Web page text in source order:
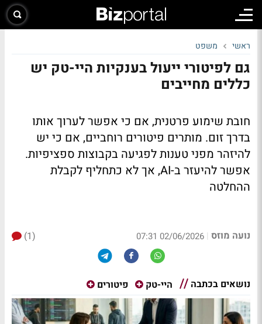
ראשי משפט
גם לפיטורי ייעול בענקיות היי-טק יש
כללים מחייבים
חובת שימוע פרטנית, אם כי אפשר לערוך אותו
בדרך זום. מותרים פיטורים רוחביים, אם כי יש
להיזהר מפני טענות לפגיעה בקבוצות ספציפיות.
אפשר להיעזר ב-AI, אך לא כתחליף לקבלת
ההחלטה
נועה מוזס |
02/06/2026 07:31
(1)
נושאים בכתבה היי-טק פיטורים